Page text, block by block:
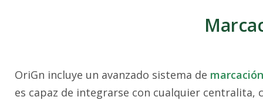
OriGn incluye un avanzado sistema de
es capaz de integrarse con cualquier centralita,